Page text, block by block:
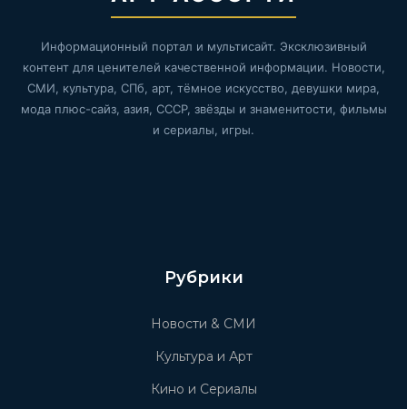
Информационный портал и мультисайт. Эксклюзивный
контент для ценителей качественной информации. Новости,
СМИ, культура, СПб, арт, тёмное искусство, девушки мира,
мода плюс-сайз, азия, СССР, звёзды и знаменитости, фильмы
и сериалы, игры.
Рубрики
Новости & СМИ
Культура и Арт
Кино и Сериалы